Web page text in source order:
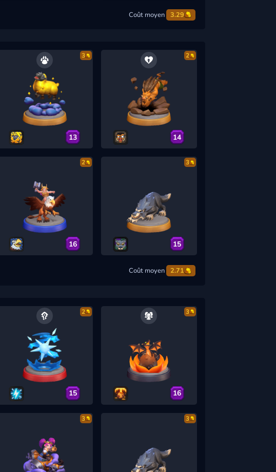
Coût moyen 3.29
3
13
2
14
2
16
3
15
Coût moyen 2.71
2
15
3
16
3 3